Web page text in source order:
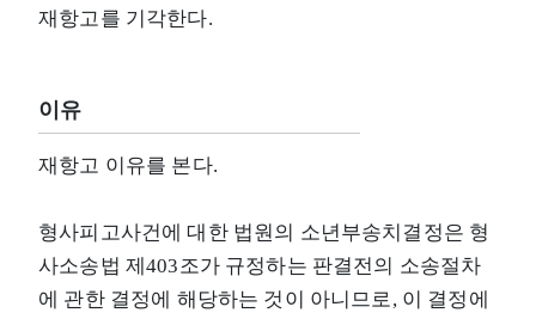
재항고를 기각한다.
이유
재항고 이유를 본다.
형사피고사건에 대한 법원의 소년부송치결정은 형
사소송법 제403조가 규정하는 판결전의 소송절차
에 관한 결정에 해당하는 것이 아니므로, 이 결정에